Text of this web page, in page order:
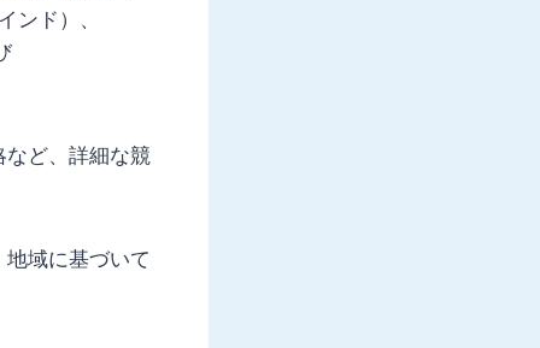
ド）、
ど、詳細な競
域に基づいて